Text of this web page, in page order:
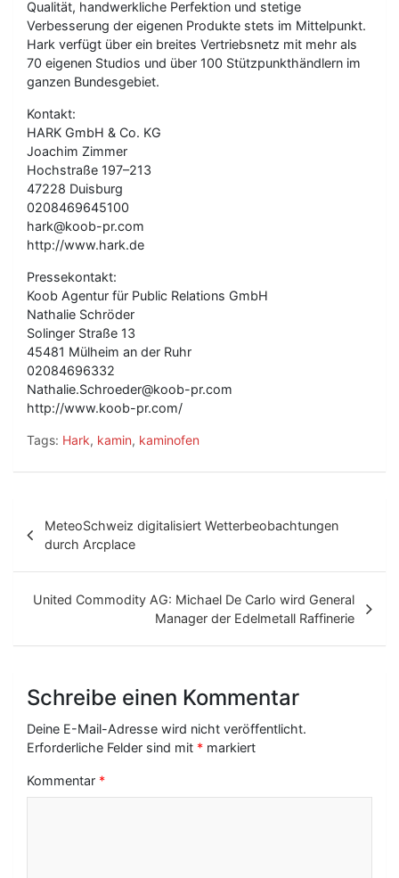
Qualität, handwerkliche Perfektion und stetige
Verbesserung der eigenen Produkte stets im Mittelpunkt.
Hark verfügt über ein breites Vertriebsnetz mit mehr als
70 eigenen Studios und über 100 Stützpunkthändlern im
ganzen Bundesgebiet.
Kontakt:
HARK GmbH & Co. KG
Joachim Zimmer
Hochstraße 197–213
47228 Duisburg
0208469645100
hark@koob-pr.com
http://www.hark.de
Pressekontakt:
Koob Agentur für Public Relations GmbH
Nathalie Schröder
Solinger Straße 13
45481 Mülheim an der Ruhr
02084696332
Nathalie.Schroeder@koob-pr.com
http://www.koob-pr.com/
Tags: Hark, kamin, kaminofen
e
i
g
N
MeteoSchweiz digitalisiert Wetterbeobachtungen
durch Arcplace
United Commodity AG: Michael De Carlo wird General
Manager der Edelmetall Raffinerie
Schreibe einen Kommentar
Deine E-Mail-Adresse wird nicht veröffentlicht.
Erforderliche Felder sind mit * markiert
Kommentar *